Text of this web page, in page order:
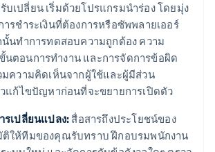
บเปลี่ยน เริ่มด้วยโปรแกรมนําร่อง โดยมุ่ง
ารชําระเงินที่ต้องการหรือซัพพลายเออร์
นั้นทําการทดสอบความถูกต้อง ความ
ตอนการทำงาน และการจัดการข้อผิด
มความคิดเห็นจากผู้ใช้และผู้มีส่วน
วแก้ไขปัญหาก่อนที่จะขยายการเปิดตัว
รเปลี่ยนแปลง:สื่อสารถึงประโยชน์ของ
ให้ทีมของคุณรับทราบ ฝึกอบรมพนักงาน